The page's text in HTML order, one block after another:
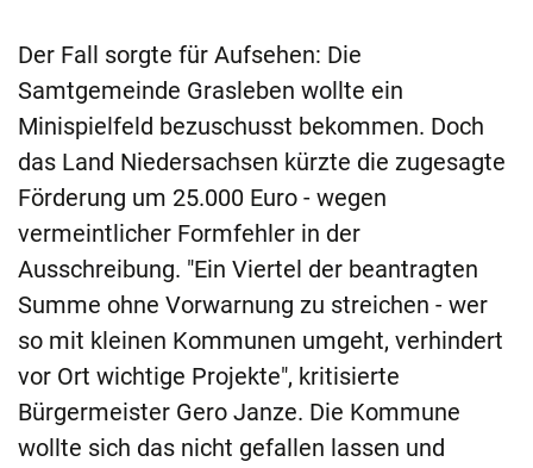
Der Fall sorgte für Aufsehen: Die
Samtgemeinde Grasleben wollte ein
Minispielfeld bezuschusst bekommen. Doch
das Land Niedersachsen kürzte die zugesagte
Förderung um 25.000 Euro - wegen
vermeintlicher Formfehler in der
Ausschreibung. "Ein Viertel der beantragten
Summe ohne Vorwarnung zu streichen - wer
so mit kleinen Kommunen umgeht, verhindert
vor Ort wichtige Projekte", kritisierte
Bürgermeister Gero Janze. Die Kommune
wollte sich das nicht gefallen lassen und